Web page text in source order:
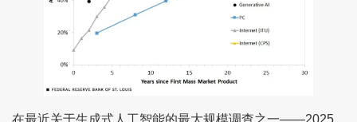
在最近关于生成式人工智能的最大规模调查之一——2025